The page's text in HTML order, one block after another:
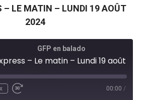
– LE MATIN – LUNDI 19 AOÛT
2024
GFP en balado
– Le matin – Lundi 19 août 2024
00:00 /